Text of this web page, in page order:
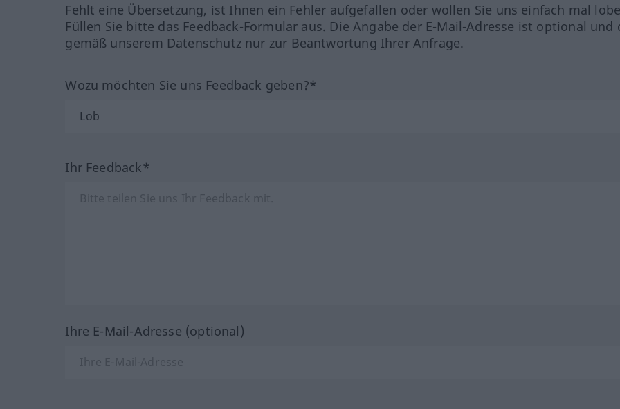
Fehlt eine Übersetzung, ist Ihnen ein Fehler aufgefallen oder wollen Sie uns einfach mal
Füllen Sie bitte das Feedback-Formular aus. Die Angabe der E-Mail-Adresse ist optional und
gemäß unserem Datenschutz nur zur Beantwortung Ihrer Anfrage.
Wozu möchten Sie uns Feedback geben?*
Ihr Feedback*
Ihre E-Mail-Adresse (optional)